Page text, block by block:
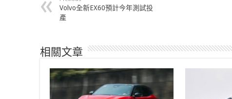
Volvo全新EX60預計今年測試投
產
相關文章